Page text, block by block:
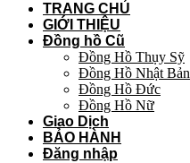
TRANG CHỦ
GIỚI THIỆU
Đồng hồ Cũ
Đồng Hồ Thụy Sỹ
Đồng Hồ Nhật Bản
Đồng Hồ Đức
Đồng Hồ Nữ
Giao Dịch
BẢO HÀNH
Đăng nhập